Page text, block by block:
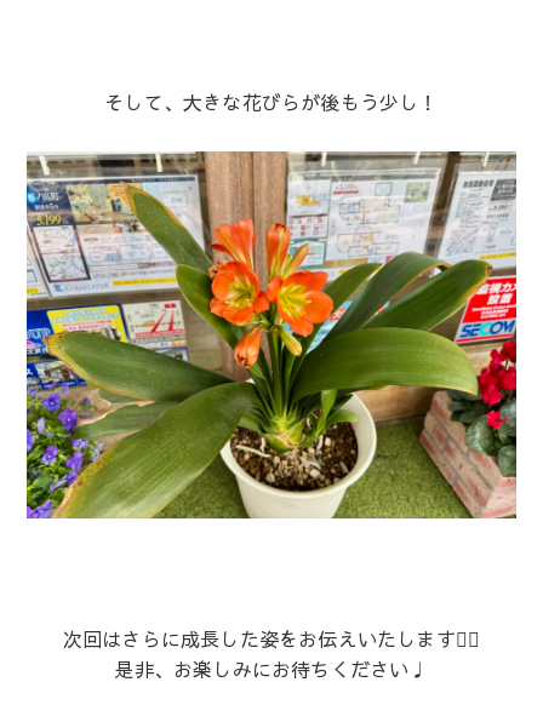
そして、大きな花びらが後もう少し！
次回はさらに成長した姿をお伝えいたします💁‍♀️
是非、お楽しみにお待ちください♩